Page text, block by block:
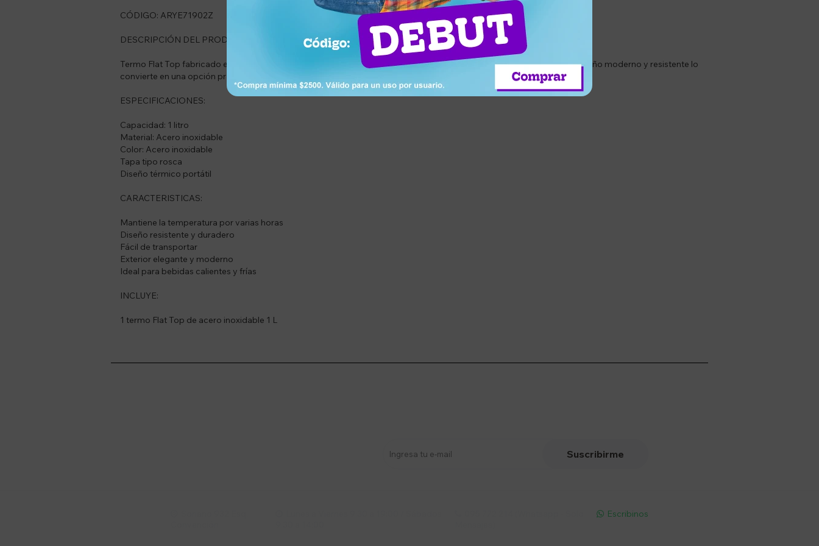
CÓDIGO: ARYE71902Z
DESCRIPCIÓN DEL PRODUCTO:
Termo Flat Top fabricado en acero inoxidable, ideal para mantener tus bebidas calientes o frías por más tiempo. Su diseño moderno y resistente lo
convierte en una opción práctica para el hogar, oficina o actividades al aire libre.
ESPECIFICACIONES:
Capacidad: 1 litro
Material: Acero inoxidable
Color: Acero inoxidable
Tapa tipo rosca
Diseño térmico portátil
CARACTERISTICAS:
Mantiene la temperatura por varias horas
Diseño resistente y duradero
Fácil de transportar
Exterior elegante y moderno
Ideal para bebidas calientes y frías
INCLUYE:
1 termo Flat Top de acero inoxidable 1 L
Suscribirme
 Escribinos